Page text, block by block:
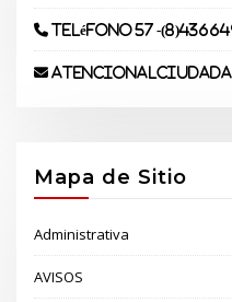
Teléfono 57 -
Mapa de Sitio
Administrativa
AVISOS